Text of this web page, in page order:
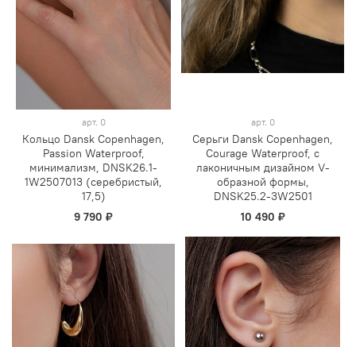
арт. 0
Кольцо Dansk Copenhagen,
Passion Waterproof,
минимализм, DNSK26.1-
1W2507013 (серебристый,
17,5)
9 790 ₽
арт. 0
Серьги Dansk Copenhagen,
Courage Waterproof, с
лаконичным дизайном V-
образной формы,
DNSK25.2-3W2501
10 490 ₽